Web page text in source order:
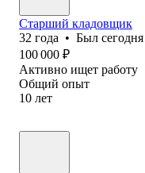
Старший кладовщик
32 года • Был сегодня
100 000 ₽
Активно ищет работу
Общий опыт
10 лет